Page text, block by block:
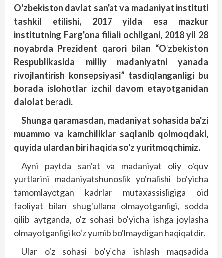
O'zbekiston davlat san'at va madaniyat instituti
tashkil etilishi, 2017 yilda esa mazkur
institutning Farg'ona filiali ochilgani, 2018 yil 28
noyabrda Prezident qarori bilan “O'zbekiston
Respublikasida milliy madaniyatni yanada
rivojlantirish konsepsiyasi” tasdiqlanganligi bu
borada islohotlar izchil davom etayotganidan
dalolat beradi.
Shunga qaramasdan, madaniyat sohasida ba'zi
muammo va kamchiliklar saqlanib qolmoqdaki,
quyida ulardan biri haqida so'z yuritmoqchimiz.
Ayni paytda san'at va madaniyat oliy o'quv
yurtlarini madaniyatshunoslik yo'nalishi bo'yicha
tamomlayotgan kadrlar mutaxassisligiga oid
faoliyat bilan shug'ullana olmayotganligi, sodda
qilib aytganda, o'z sohasi bo'yicha ishga joylasha
olmayotganligi ko'z yumib bo'lmaydigan haqiqatdir.
Ular o'z sohasi bo'yicha ishlash maqsadida